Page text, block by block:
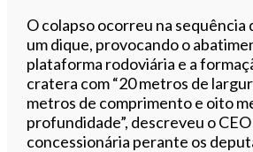
O colapso ocorreu na sequência
um dique, provocando o
plataforma rodoviária e a
cratera com “20 metros de
metros de comprimento e oito
profundidade”, descreveu o CEO
concessionária perante os